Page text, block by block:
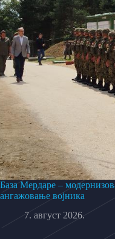
База Мердаре –
ангажовање војника
7. август 2026.